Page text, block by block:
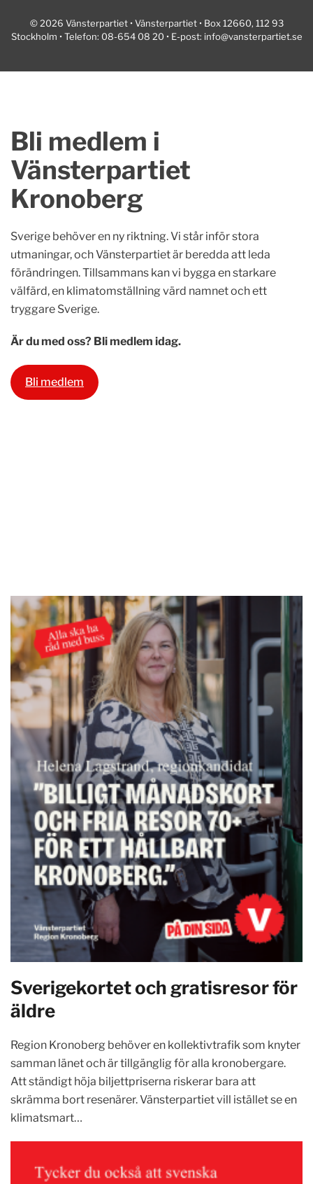
© 2026 Vänsterpartiet • Vänsterpartiet • Box 12660, 112 93
Stockholm • Telefon: 08-654 08 20 • E-post: info@vansterpartiet.se
Bli medlem i
Vänsterpartiet
Kronoberg
Sverige behöver en ny riktning. Vi står inför stora
utmaningar, och Vänsterpartiet är beredda att leda
förändringen. Tillsammans kan vi bygga en starkare
välfärd, en klimatomställning värd namnet och ett
tryggare Sverige.
Är du med oss? Bli medlem idag.
Bli medlem
Sverigekortet och gratisresor för
äldre
Region Kronoberg behöver en kollektivtrafik som knyter
samman länet och är tillgänglig för alla kronobergare.
Att ständigt höja biljettpriserna riskerar bara att
skrämma bort resenärer. Vänsterpartiet vill istället se en
klimatsmart…